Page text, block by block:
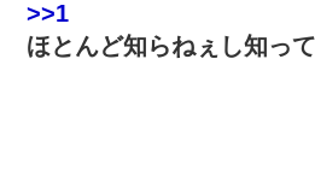
>>1
ほとんど知らねぇし知っ